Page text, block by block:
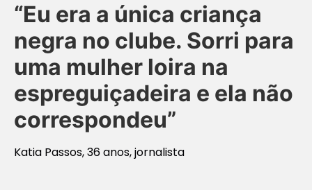
“Eu era a única criança
negra no clube. Sorri para
uma mulher loira na
espreguiçadeira e ela não
correspondeu”
Katia Passos, 36 anos, jornalista